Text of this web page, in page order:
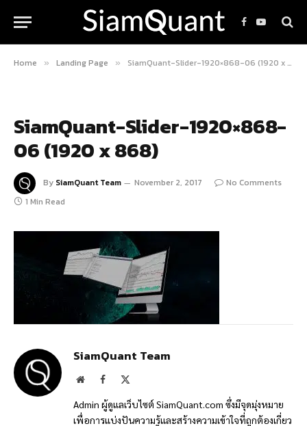
Facebook
YouTube
Home » Landing Page » SiamQuant-Slider-1920×868-06 (1920 x 868)
SiamQuant-Slider-1920×868-
06 (1920 x 868)
By SiamQuant Team November 2, 2017
No Comments
1 Min Read
SiamQuant Team
WebsiteFacebook
Admin ผู้ดูแลเว็บไซต์ SiamQuant.com ซึ่งมีจุดมุ่งหมาย
เพื่อการแบ่งปันความรู้และสร้างความเข้าใจที่ถูกต้องเกี่ยว